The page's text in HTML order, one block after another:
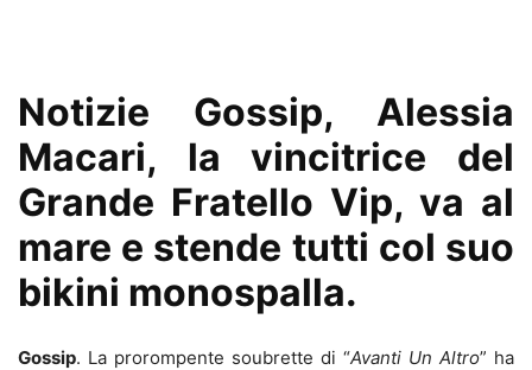
Notizie Gossip, Alessia
Macari, la vincitrice del
Grande Fratello Vip, va al
mare e stende tutti col suo
bikini monospalla.
Gossip. La prorompente soubrette di “Avanti Un Altro” ha